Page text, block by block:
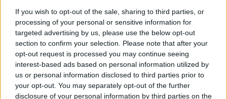
If you wish to opt-out of the sale, sharing to third parties, or
processing of your personal or sensitive information for
targeted advertising by us, please use the below opt-out
section to confirm your selection. Please note that after your
opt-out request is processed you may continue seeing
interest-based ads based on personal information utilized by
us or personal information disclosed to third parties prior to
your opt-out. You may separately opt-out of the further
disclosure of your personal information by third parties on the
Η γυναίκα απείλησε επίσης οκτώ αστυνομικούς
και σωφρονιστικούς υπαλλήλους από το Τέξας,
τους οποίους θεωρούσε υπεύθυνους για τη
φυλάκισή της, για περίπου δύο μήνες το 2019, με
την κατηγορία της παράνομης οπλοκατοχής.